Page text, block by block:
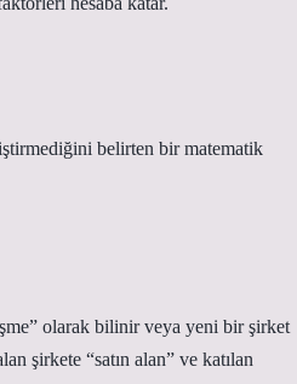
belirten bir matematik
olarak bilinir veya yeni bir şirket
şirkete “satın alan” ve katılan